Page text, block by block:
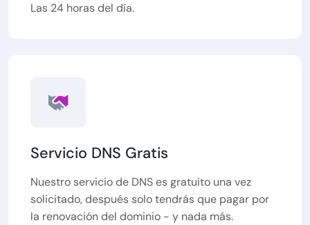
Las 24 horas del día.
Servicio DNS Gratis
Nuestro servicio de DNS es gratuito una vez
solicitado, después solo tendrás que pagar por
la renovación del dominio - y nada más.